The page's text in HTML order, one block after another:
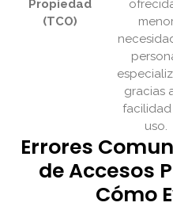
Propiedad
(TCO)
gracias
uso.
Errores
de Accesos
Cómo